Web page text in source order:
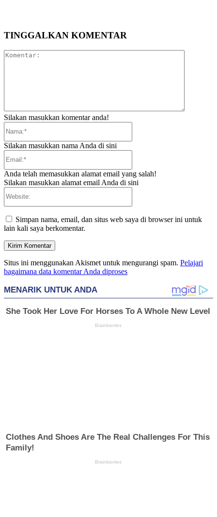
TINGGALKAN KOMENTAR
Silakan masukkan komentar anda!
Silakan masukkan nama Anda di sini
Anda telah memasukkan alamat email yang salah!
Silakan masukkan alamat email Anda di sini
Simpan nama, email, dan situs web saya di browser ini untuk
lain kali saya berkomentar.
Situs ini menggunakan Akismet untuk mengurangi spam. Pelajari
bagaimana data komentar Anda diproses